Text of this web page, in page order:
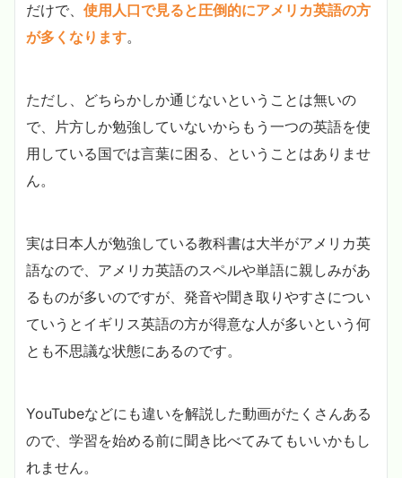
だけで、 使用人口で見ると圧倒的にアメリカ英語の方
が多くなります。
ただし、どちらかしか通じないということは無いの
で、片方しか勉強していないからもう一つの英語を使
用している国では言葉に困る、ということはありませ
ん。
実は日本人が勉強している教科書は大半がアメリカ英
語なので、アメリカ英語のスペルや単語に親しみがあ
るものが多いのですが、発音や聞き取りやすさについ
ていうとイギリス英語の方が得意な人が多いという何
とも不思議な状態にあるのです。
YouTubeなどにも違いを解説した動画がたくさんある
ので、学習を始める前に聞き比べてみてもいいかもし
れません。